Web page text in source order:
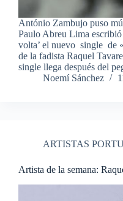
António Zambujo puso
Paulo Abreu Lima escribió
volta’ el nuevo single de
de la fadista Raquel
single llega después del
Noemí Sánchez
ARTISTAS
Artista de la semana: